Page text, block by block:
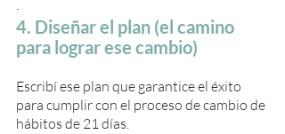
·
4. Diseñar el plan (el camino
para lograr ese cambio)
Escribí ese plan que garantice el éxito
para cumplir con el proceso de cambio de
hábitos de 21 días.